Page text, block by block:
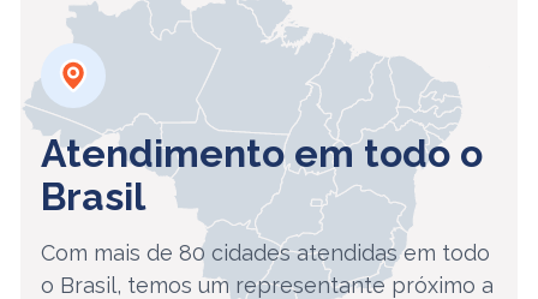
Atendimento em todo o
Brasil
Com mais de 80 cidades atendidas em todo
o Brasil, temos um representante próximo a